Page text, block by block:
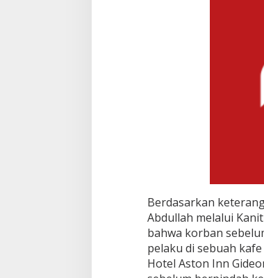
Berdasarkan
Abdullah melalui
bahwa korban
pelaku di sebuah
Hotel Aston Inn